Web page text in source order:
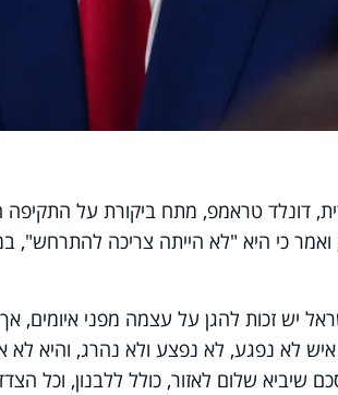
דונלד טראמפ, מתח ביקורת על התקיפה
ואמר כי היא "לא הייתה צריכה
יש זכות להגן על עצמה מפני איומים,
לא נפגע, לא נפצע ולא נהרג, והיא
שיביא שלום לאזור, כולל ללבנון, וכל